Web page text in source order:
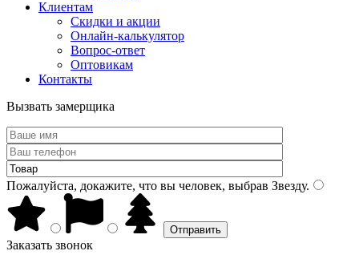
Клиентам
Скидки и акции
Онлайн-калькулятор
Вопрос-ответ
Оптовикам
Контакты
Вызвать замерщика
Пожалуйста, докажите, что вы человек, выбрав Звезду.
Заказать звонок